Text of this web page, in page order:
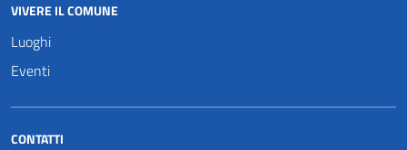
VIVERE IL COMUNE
Luoghi
Eventi
CONTATTI